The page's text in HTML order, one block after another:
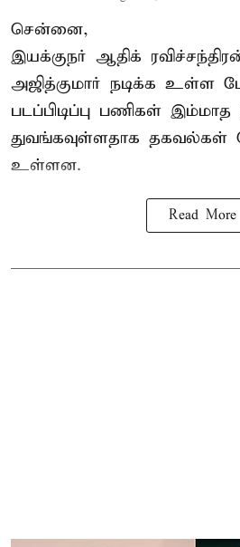
சென்னை,
இயக்குநர் ஆதிக்
அஜித்குமார் நடிக்க உள்ள
படப்பிடிப்பு பணிகள் இம்மாத
துவங்கவுள்ளதாக தகவல்கள்
உள்ளன.
Read More